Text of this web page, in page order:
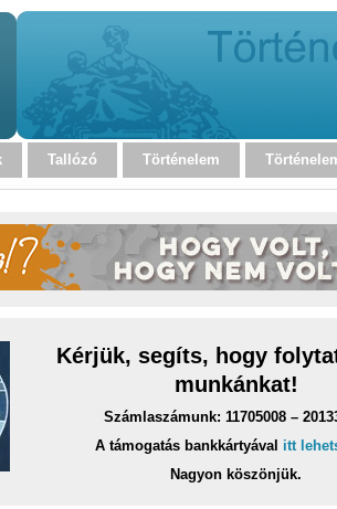
Tallózó Történelem
Kérjük, segíts, hogy
munkánkat!
Számlaszámunk: 11705008 –
A támogatás bankkártyával itt
Nagyon köszönjük.